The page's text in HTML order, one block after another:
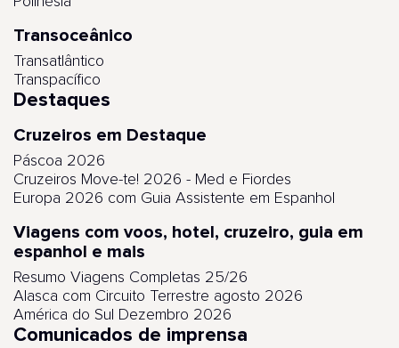
Transoceânico
Transatlântico
Transpacífico
Destaques
Cruzeiros em Destaque
Páscoa 2026
Cruzeiros Move-te! 2026 - Med e Fiordes
Europa 2026 com Guia Assistente em Espanhol
Viagens com voos, hotel, cruzeiro, guia em
espanhol e mais
Resumo Viagens Completas 25/26
Alasca com Circuito Terrestre agosto 2026
América do Sul Dezembro 2026
Comunicados de imprensa